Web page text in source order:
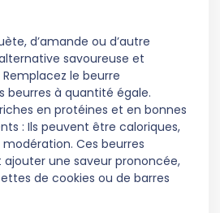
d’amande ou d’autre
savoureuse et
le beurre
beurres à quantité égale.
en protéines et en bonnes
: Ils peuvent être caloriques,
Ces beurres
une saveur prononcée,
de cookies ou de barres